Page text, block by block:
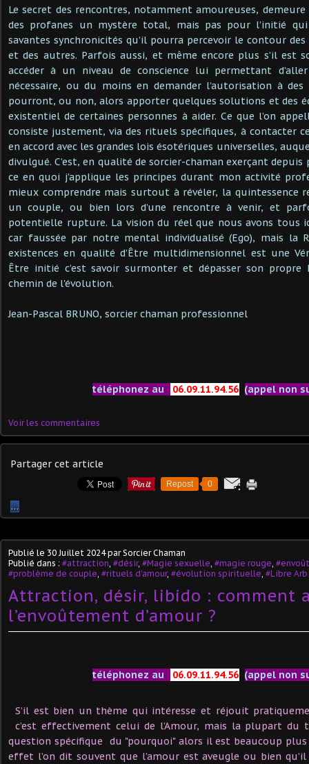
Le secret des rencontres, notamment amoureuses,
des profanes un mystère total, mais pas pour l’initié
savantes synchronicités qu’il pourra percevoir le contour
et des autres. Parfois aussi, et même encore plus s’il est
accéder à un niveau de conscience lui permettant
nécessaire, ou du moins en demander l’autorisation à
pourront, ou non, alors apporter quelques solutions et des
existentiel de certaines personnes à aider. Ce que l’on
consiste justement, via des rituels spécifiques, à contacter
en accord avec les grandes lois ésotériques universelles,
divulgué. C’est, en qualité de sorcier-chaman exerçant depuis
ce en quoi j’applique les principes durant mon activité
mieux comprendre mais surtout à révéler, la quintessence
un couple, ou bien lors d’une rencontre à venir, et
potentielle rupture. La vision du réel que nous avons tous
car faussée par notre mental individualisé (Ego), mais la
existences en qualité d’Être multidimensionnel est une
Être initié c’est savoir surmonter et dépasser son
chemin de l'évolution.
Jean-Pascal BRUNO, sorcier chaman professionnel
téléphonez au 06.09.11.94.56 (appel non
Voir les commentaires
Partager cet article
Repost 0
…
Publié le 30 Juillet 2024par Sorcier Chaman
Publié dans : #attraction #désir, #Magie sexuelle #magie rouge
#problème de couple #rituels d'amour, #évolution spirituelle #Libre
Attraction, désir, libido : comment
l’envoûtement d’amour ?
téléphonez au 06.09.11.94.56 (appel non
S’il est bien un thème qui intéresse et réjouit
c’est effectivement celui de l’Amour, mais la plupart du
question spécifique du "pourquoi" alors il est beaucoup plus
effet l’on dit souvent que l’amour est aveugle ou bien